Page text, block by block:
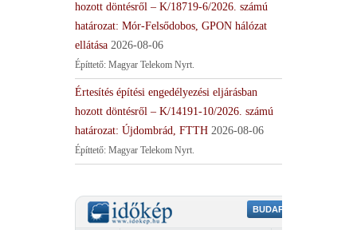
hozott döntésről – K/18719-6/2026. számú
határozat: Mór-Felsődobos, GPON hálózat
ellátása 2026-08-06
Építtető: Magyar Telekom Nyrt.
Értesítés építési engedélyezési eljárásban
hozott döntésről – K/14191-10/2026. számú
határozat: Újdombrád, FTTH 2026-08-06
Építtető: Magyar Telekom Nyrt.